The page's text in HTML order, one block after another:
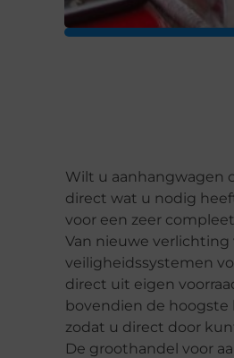
Wilt u aanhangwagen
direct wat u nodig
voor een zeer
Van nieuwe verlichting
veiligheidssystemen
direct uit eigen
bovendien de hoogste
zodat u direct door
De groothandel voor